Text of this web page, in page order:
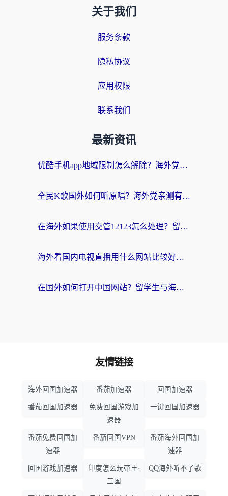
关于我们
服务条款
隐私协议
应用权限
联系我们
最新资讯
优酷手机app地域限制怎么解除？海外党亲测有效的追剧方案
全民K歌国外如何听原唱？海外党亲测有效的回国加速器选择指南
在海外如果使用交管12123怎么处理？留学生亲测有效的回国加速方案
海外看国内电视直播用什么网站比较好？一篇解决你所有追剧难题的实用指南
在国外如何打开中国网站？留学生与海外华人的无缝访问指南
友情链接
海外回国加速器 番茄加速器 回国加速器
番茄回国加速器
免费回国游戏加
速器
一键回国加速器
番茄免费回国加
速器
番茄回国VPN
番茄海外回国加
速器
回国游戏加速器
印度怎么玩帝王·
三国
QQ海外听不了歌